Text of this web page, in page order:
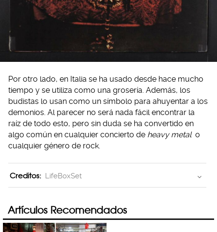
Por otro lado, en Italia se ha usado desde hace mucho
tiempo y se utiliza como una grosería. Además, los
budistas lo usan como un símbolo para ahuyentar a los
demonios. Al parecer no será nada fácil encontrar la
raíz de todo esto, pero sin duda se ha convertido en
algo común en cualquier concierto de heavy metal o
cualquier género de rock.
Creditos: LifeBoxSet
Artículos Recomendados